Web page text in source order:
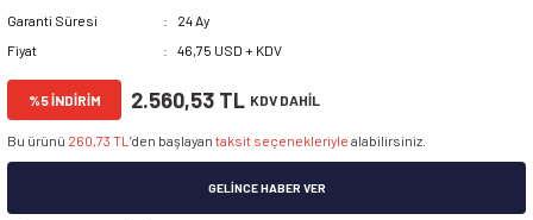
Garanti Süresi
24 Ay
Fiyat
46,75 USD + KDV
%5 İNDİRİM 2.560,53 TL KDV DAHİL
Bu ürünü 260,73 TL ’den başlayan taksit seçenekleriyle alabilirsiniz.
GELINCE HABER VER